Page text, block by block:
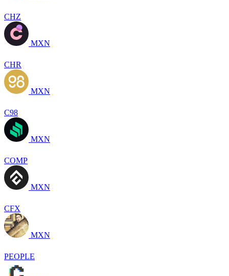
CHZ
MXN
CHR
MXN
C98
MXN
COMP
MXN
CFX
MXN
PEOPLE